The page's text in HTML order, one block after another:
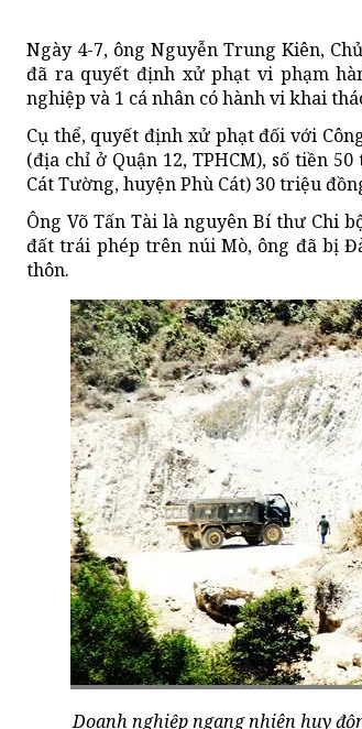
Ngày 4-7, ông Nguyễn Trung Kiên,
đã ra quyết định xử phạt vi phạm
nghiệp và 1 cá nhân có hành vi khai
Cụ thể, quyết định xử phạt đối với
(địa chỉ ở Quận 12, TPHCM), số tiền
Cát Tường, huyện Phù Cát) 30 triệu
Ông Võ Tấn Tài là nguyên Bí thư Chi
đất trái phép trên núi Mò, ông đã bị
thôn.
Doanh nghiệp ngang nhiên huy